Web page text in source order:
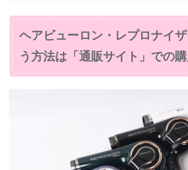
ヘアビューロン・レプロナイ
う方法は「通販サイト」での